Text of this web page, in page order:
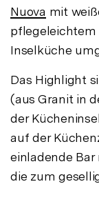
Nuova mit
pflegeleichtem
Inselküche
Das Highlight
(aus Granit in
der
auf der
einladende
die zum